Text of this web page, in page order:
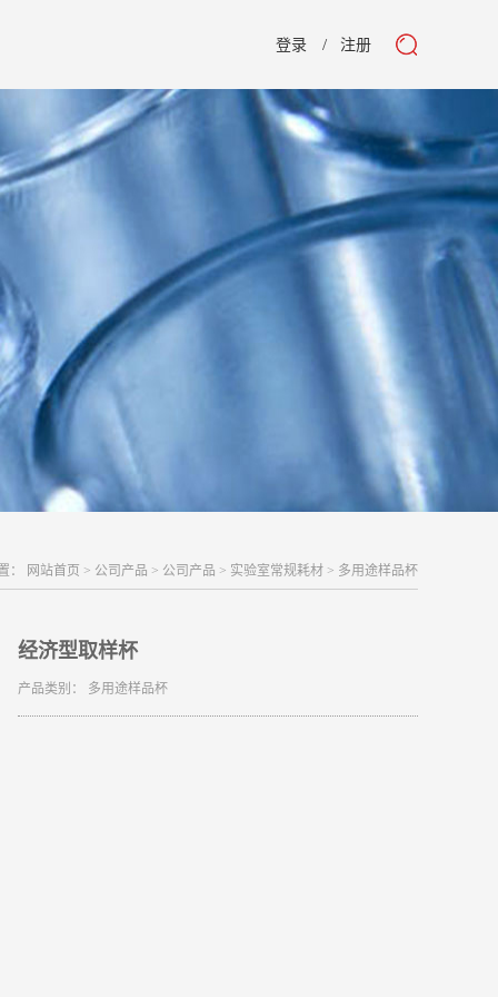
登录 注册
： 网站首页 > 公司产品 > 公司产品 > 实验室常规耗材 > 多用途样品杯
经济型取样杯
产品类别： 多用途样品杯